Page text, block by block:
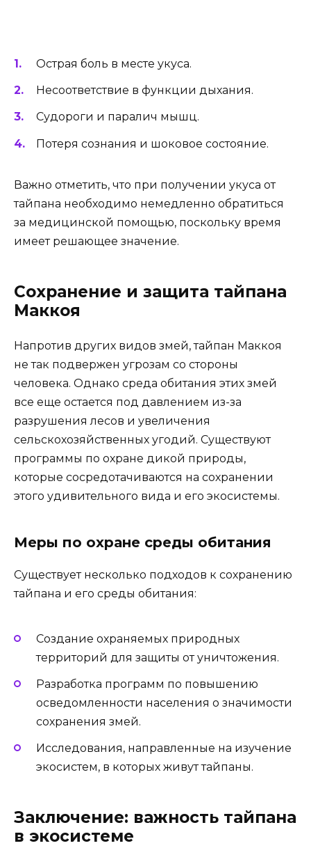
Острая боль в месте укуса.
Несоответствие в функции дыхания.
Судороги и паралич мышц.
Потеря сознания и шоковое состояние.
Важно отметить, что при получении укуса от
тайпана необходимо немедленно обратиться
за медицинской помощью, поскольку время
имеет решающее значение.
Сохранение и защита тайпана
Маккоя
Напротив других видов змей, тайпан Маккоя
не так подвержен угрозам со стороны
человека. Однако среда обитания этих змей
все еще остается под давлением из-за
разрушения лесов и увеличения
сельскохозяйственных угодий. Существуют
программы по охране дикой природы,
которые сосредотачиваются на сохранении
этого удивительного вида и его экосистемы.
Меры по охране среды обитания
Существует несколько подходов к сохранению
тайпана и его среды обитания:
Создание охраняемых природных
территорий для защиты от уничтожения.
Разработка программ по повышению
осведомленности населения о значимости
сохранения змей.
Исследования, направленные на изучение
экосистем, в которых живут тайпаны.
Заключение: важность тайпана
в экосистеме